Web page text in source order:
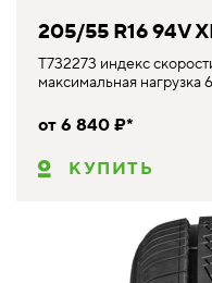
205/55 R16 94V
T732273 индекс
максимальная нагрузка
от 6 840 ₽*
КУПИТЬ